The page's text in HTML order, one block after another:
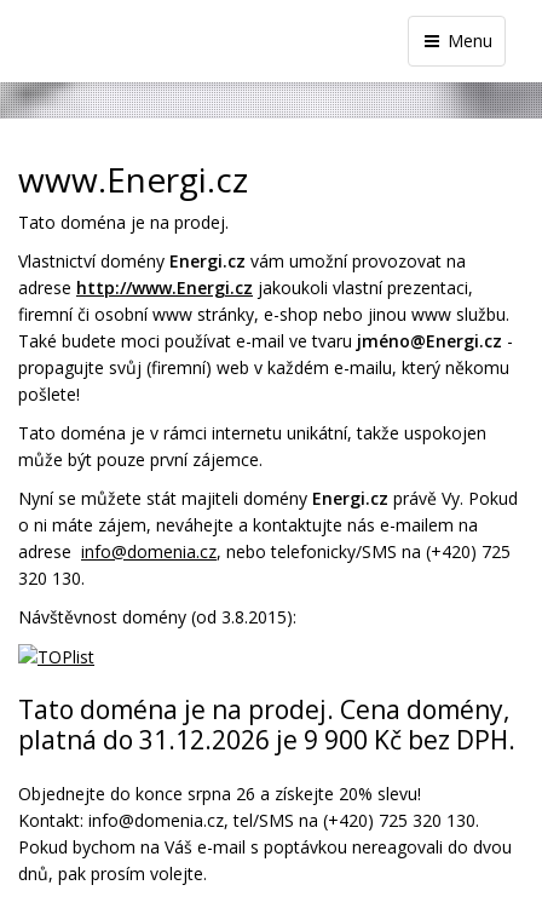
Menu
www.Energi.cz
Tato doména je na prodej.
Vlastnictví domény Energi.cz vám umožní provozovat na
adrese http://www.Energi.cz jakoukoli vlastní prezentaci,
firemní či osobní www stránky, e-shop nebo jinou www službu.
Také budete moci používat e-mail ve tvaru jméno@Energi.cz -
propagujte svůj (firemní) web v každém e-mailu, který někomu
pošlete!
Tato doména je v rámci internetu unikátní, takže uspokojen
může být pouze první zájemce.
Nyní se můžete stát majiteli domény Energi.cz právě Vy. Pokud
o ni máte zájem, neváhejte a kontaktujte nás e-mailem na
adrese info@domenia.cz, nebo telefonicky/SMS na (+420) 725
320 130.
Návštěvnost domény (od 3.8.2015):
Tato doména je na prodej. Cena domény,
platná do 31.12.2026 je 9 900 Kč bez DPH.
Objednejte do konce srpna 26 a získejte 20% slevu!
Kontakt: info@domenia.cz, tel/SMS na (+420) 725 320 130.
Pokud bychom na Váš e-mail s poptávkou nereagovali do dvou
dnů, pak prosím volejte.